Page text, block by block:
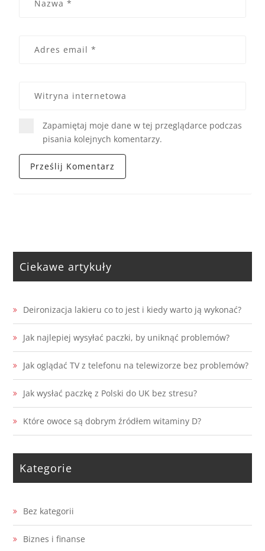
Zapamiętaj moje dane w tej przeglądarce podczas
pisania kolejnych komentarzy.
Ciekawe artykuły
Deironizacja lakieru co to jest i kiedy warto ją wykonać?
Jak najlepiej wysyłać paczki, by uniknąć problemów?
Jak oglądać TV z telefonu na telewizorze bez problemów?
Jak wysłać paczkę z Polski do UK bez stresu?
Które owoce są dobrym źródłem witaminy D?
Kategorie
Bez kategorii
Biznes i finanse